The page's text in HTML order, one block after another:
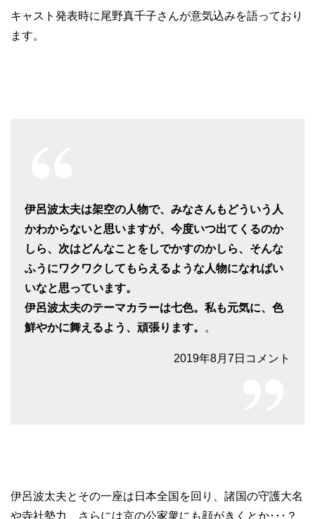
キャスト発表時に尾野真千子さんが意気込みを語っており
ます。
伊呂波太夫は架空の人物で、みなさんもどういう人
かわからないと思いますが、今度いつ出てくるのか
しら、次はどんなことをしでかすのかしら、そんな
ふうにワクワクしてもらえるような人物になればい
いなと思っています。
伊呂波太夫のテーマカラーは七色。私も元気に、色
鮮やかに舞えるよう、頑張ります。
。
2019年8月7日コメント
伊呂波太夫とその一座は日本全国を回り、諸国の守護大名
や寺社勢力、さらには京の公家衆にも顔がきくとか･･･？